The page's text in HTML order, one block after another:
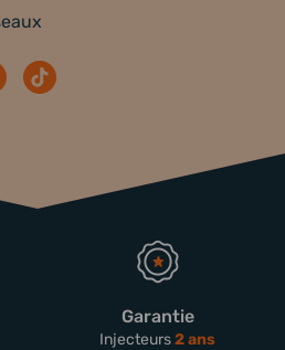
Garantie
Injecteurs2 ans